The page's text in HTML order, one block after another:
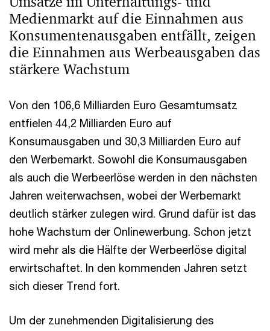
Medienmarkt auf die Einnahmen aus
Konsumentenausgaben entfällt, zeigen
die Einnahmen aus Werbeausgaben das
stärkere Wachstum
Von den 106,6 Milliarden Euro Gesamtumsatz
entfielen 44,2 Milliarden Euro auf
Konsumausgaben und 30,3 Milliarden Euro auf
den Werbemarkt. Sowohl die Konsumausgaben
als auch die Werbeerlöse werden in den nächsten
Jahren weiterwachsen, wobei der Werbemarkt
deutlich stärker zulegen wird. Grund dafür ist das
hohe Wachstum der Onlinewerbung. Schon jetzt
wird mehr als die Hälfte der Werbeerlöse digital
erwirtschaftet. In den kommenden Jahren setzt
sich dieser Trend fort.
Um der zunehmenden Digitalisierung des